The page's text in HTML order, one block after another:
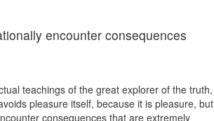
encounter consequences
teachings of the great explorer of the truth,
pleasure itself, because it is pleasure, but
consequences that are extremely